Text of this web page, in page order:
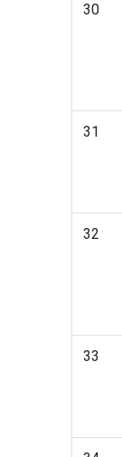
30
31
32
33